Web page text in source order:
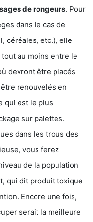
de rongeurs. Pour
dans le cas de
céréales, etc.), elle
au moins entre le
devront être placés
renouvelés en
qui est le plus
sur palettes.
dans les trous des
vous ferez
de la population
qui dit produit toxique
Encore une fois,
serait la meilleure